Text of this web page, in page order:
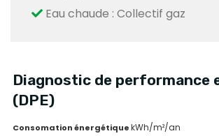
Eau chaude : Collectif gaz
Diagnostic de performance
(DPE)
Consomation énergétiquekWh/m²/an